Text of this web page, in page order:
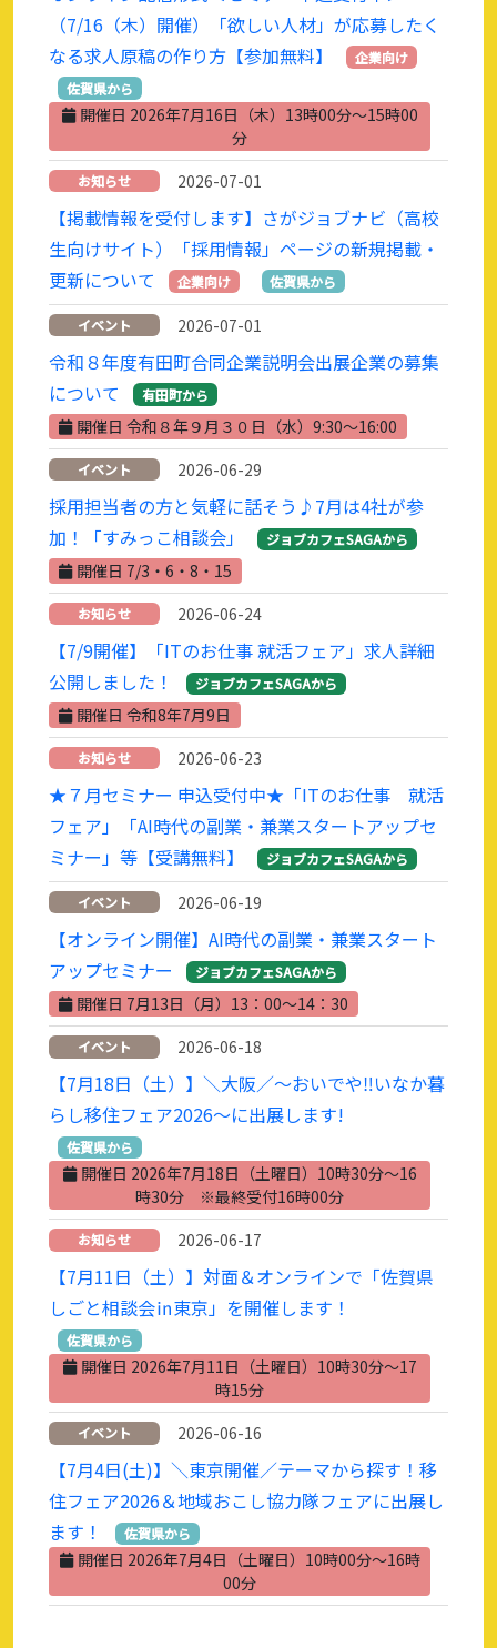
（7/16（木）開催）「欲しい人材」が応募したく
なる求人原稿の作り方【参加無料】
企業向け
佐賀県から
開催日 2026年7月16日（木）13時00分～15時00
分
お知らせ 2026-07-01
【掲載情報を受付します】さがジョブナビ（高校
生向けサイト）「採用情報」ページの新規掲載・
更新について
企業向け 佐賀県から
イベント 2026-07-01
令和８年度有田町合同企業説明会出展企業の募集
について
有田町から
開催日 令和８年９月３０日（水）9:30～16:00
イベント 2026-06-29
採用担当者の方と気軽に話そう♪7月は4社が参
加！「すみっこ相談会」
ジョブカフェSAGAから
開催日 7/3・6・8・15
お知らせ 2026-06-24
【7/9開催】「ITのお仕事 就活フェア」求人詳細
公開しました！
ジョブカフェSAGAから
開催日 令和8年7月9日
お知らせ 2026-06-23
★７月セミナー 申込受付中★「ITのお仕事 就活
フェア」「AI時代の副業・兼業スタートアップセ
ミナー」等【受講無料】
ジョブカフェSAGAから
イベント 2026-06-19
【オンライン開催】AI時代の副業・兼業スタート
アップセミナー
ジョブカフェSAGAから
開催日 7月13日（月）13：00～14：30
イベント 2026-06-18
【7月18日（土）】＼大阪／～おいでや‼いなか暮
らし移住フェア2026～に出展します!
佐賀県から
開催日 2026年7月18日（土曜日）10時30分～16
時30分 ※最終受付16時00分
お知らせ 2026-06-17
【7月11日（土）】対面＆オンラインで「佐賀県
しごと相談会㏌東京」を開催します！
佐賀県から
開催日 2026年7月11日（土曜日）10時30分～17
時15分
イベント 2026-06-16
【7月4日(土)】＼東京開催／テーマから探す！移
住フェア2026＆地域おこし協力隊フェアに出展し
ます！
佐賀県から
開催日 2026年7月4日（土曜日）10時00分～16時
00分